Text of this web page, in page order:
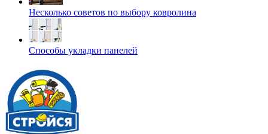
Несколько советов по выбору ковролина
Способы укладки панелей